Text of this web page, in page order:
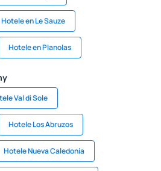
Hotele en Le Sauze
Hotele en Planolas
Val di Sole
Hotele Los Abruzos
Hotele Nueva Caledonia